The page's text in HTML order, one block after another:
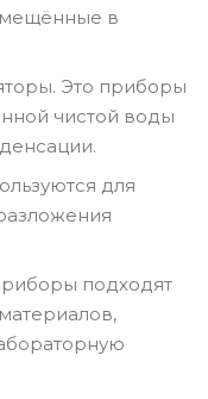
в
Это приборы
чистой воды
для
подходят